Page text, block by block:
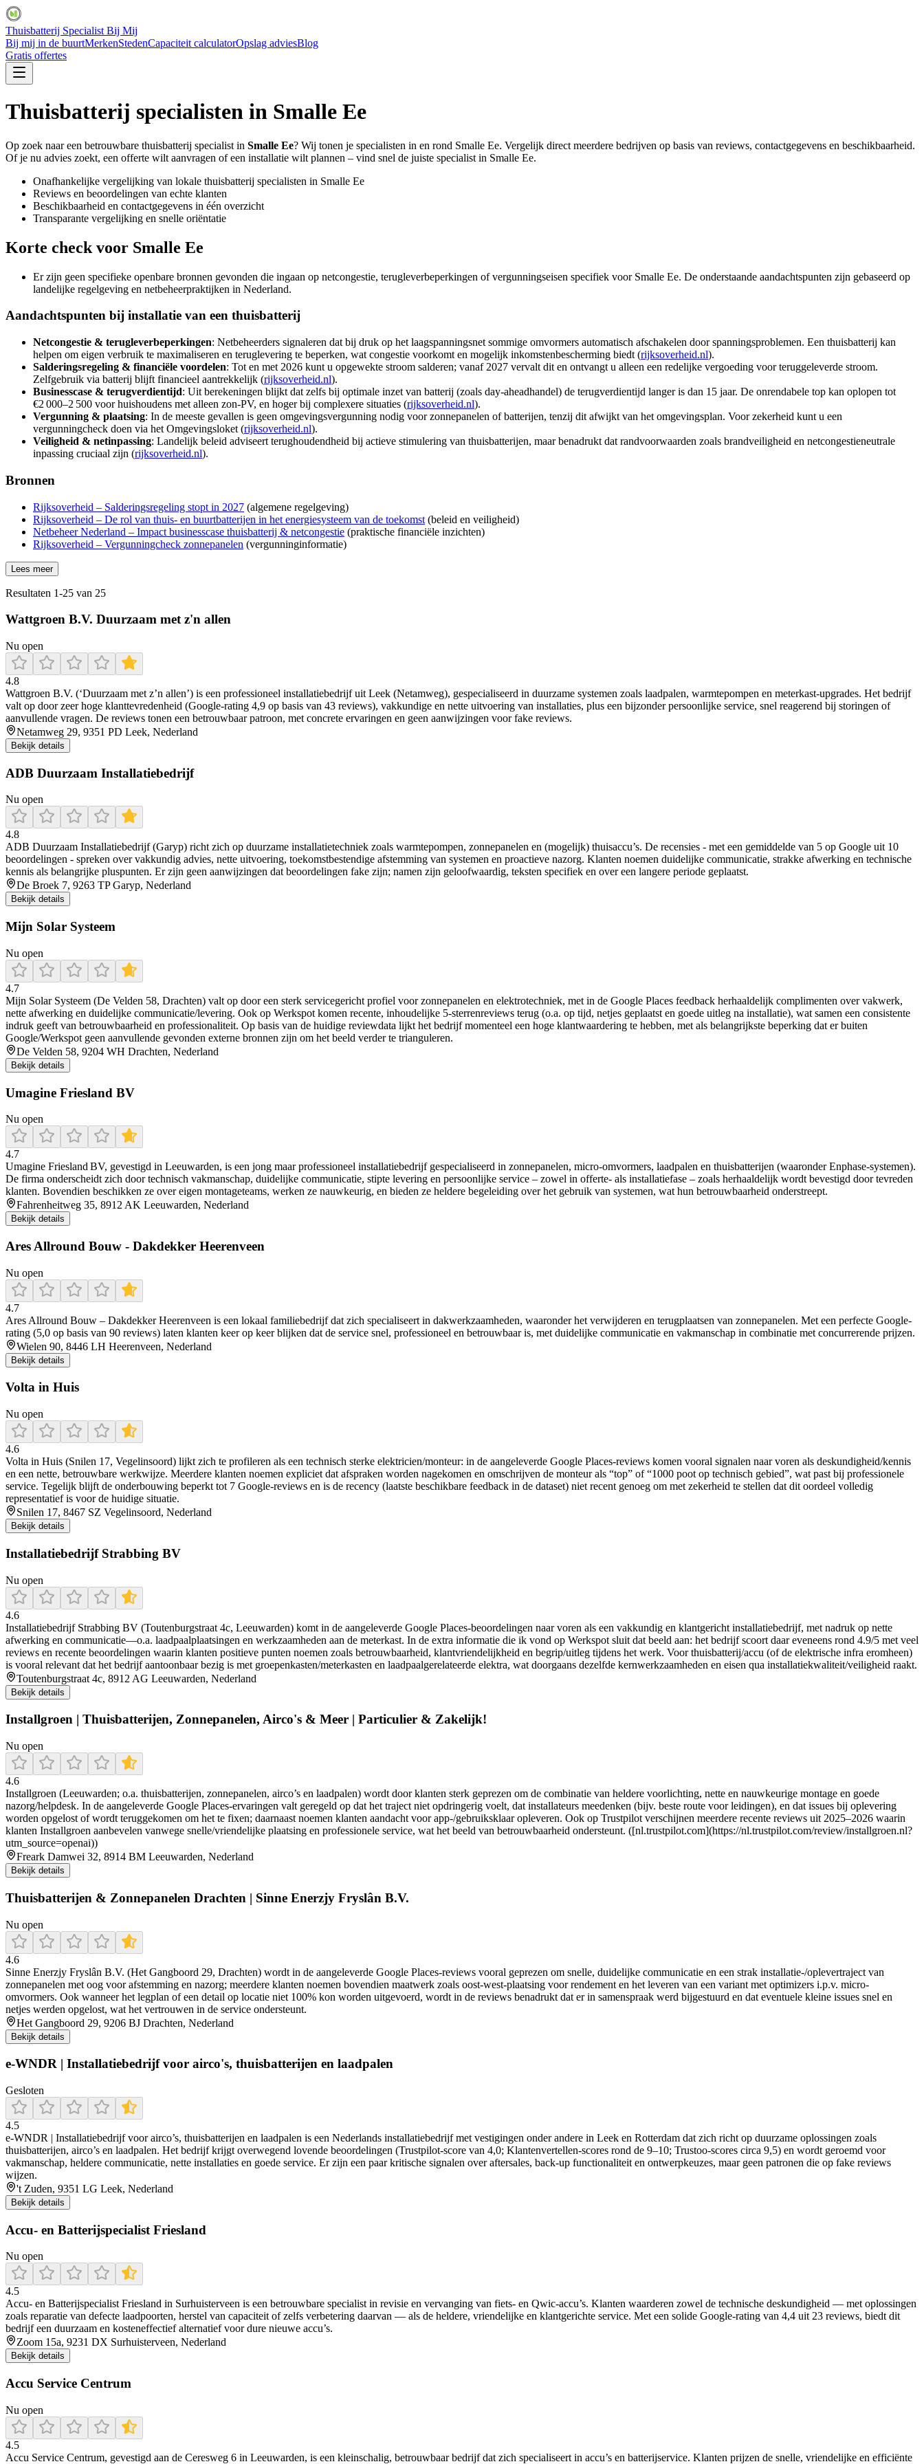
Thuisbatterij Specialist Bij Mij
Bij mij in de buurtMerkenStedenCapaciteit calculatorOpslag adviesBlog
Gratis offertes
Thuisbatterij specialisten in Smalle Ee
Op zoek naar een betrouwbare thuisbatterij specialist in Smalle Ee? Wij tonen je specialisten in en rond Smalle Ee. Vergelijk direct meerdere bedrijven op basis van reviews, contactgegevens en beschikbaarheid.
Of je nu advies zoekt, een offerte wilt aanvragen of een installatie wilt plannen – vind snel de juiste specialist in Smalle Ee.
Onafhankelijke vergelijking van lokale thuisbatterij specialisten in Smalle Ee
Reviews en beoordelingen van echte klanten
Beschikbaarheid en contactgegevens in één overzicht
Transparante vergelijking en snelle oriëntatie
Korte check voor Smalle Ee
Er zijn geen specifieke openbare bronnen gevonden die ingaan op netcongestie, terugleverbeperkingen of vergunningseisen specifiek voor Smalle Ee. De onderstaande aandachtspunten zijn gebaseerd op
landelijke regelgeving en netbeheerpraktijken in Nederland.
Aandachtspunten bij installatie van een thuisbatterij
Netcongestie & terugleverbeperkingen: Netbeheerders signaleren dat bij druk op het laagspanningsnet sommige omvormers automatisch afschakelen door spanningsproblemen. Een thuisbatterij kan
helpen om eigen verbruik te maximaliseren en teruglevering te beperken, wat congestie voorkomt en mogelijk inkomstenbescherming biedt (rijksoverheid.nl).
Salderingsregeling & financiële voordelen: Tot en met 2026 kunt u opgewekte stroom salderen; vanaf 2027 vervalt dit en ontvangt u alleen een redelijke vergoeding voor teruggeleverde stroom.
Zelfgebruik via batterij blijft financieel aantrekkelijk (rijksoverheid.nl).
Businesscase & terugverdientijd: Uit berekeningen blijkt dat zelfs bij optimale inzet van batterij (zoals day-aheadhandel) de terugverdientijd langer is dan 15 jaar. De onrendabele top kan oplopen tot
€2 000–2 500 voor huishoudens met alleen zon-PV, en hoger bij complexere situaties (rijksoverheid.nl).
Vergunning & plaatsing: In de meeste gevallen is geen omgevingsvergunning nodig voor zonnepanelen of batterijen, tenzij dit afwijkt van het omgevingsplan. Voor zekerheid kunt u een
vergunningcheck doen via het Omgevingsloket (rijksoverheid.nl).
Veiligheid & netinpassing: Landelijk beleid adviseert terughoudendheid bij actieve stimulering van thuisbatterijen, maar benadrukt dat randvoorwaarden zoals brandveiligheid en netcongestieneutrale
inpassing cruciaal zijn (rijksoverheid.nl).
Bronnen
Rijksoverheid – Salderingsregeling stopt in 2027 (algemene regelgeving)
Rijksoverheid – De rol van thuis- en buurtbatterijen in het energiesysteem van de toekomst (beleid en veiligheid)
Netbeheer Nederland – Impact businesscase thuisbatterij & netcongestie (praktische financiële inzichten)
Rijksoverheid – Vergunningcheck zonnepanelen (vergunninginformatie)
Lees meer
Resultaten 1-25 van 25
Wattgroen B.V. Duurzaam met z'n allen
Nu open
4.8
Wattgroen B.V. (‘Duurzaam met z’n allen’) is een professioneel installatiebedrijf uit Leek (Netamweg), gespecialiseerd in duurzame systemen zoals laadpalen, warmtepompen en meterkast-upgrades. Het bedrijf
valt op door zeer hoge klanttevredenheid (Google-rating 4,9 op basis van 43 reviews), vakkundige en nette uitvoering van installaties, plus een bijzonder persoonlijke service, snel reagerend bij storingen of
aanvullende vragen. De reviews tonen een betrouwbaar patroon, met concrete ervaringen en geen aanwijzingen voor fake reviews.
Netamweg 29, 9351 PD Leek, Nederland
Bekijk details
ADB Duurzaam Installatiebedrijf
Nu open
4.8
ADB Duurzaam Installatiebedrijf (Garyp) richt zich op duurzame installatietechniek zoals warmtepompen, zonnepanelen en (mogelijk) thuisaccu’s. De recensies - met een gemiddelde van 5 op Google uit 10
beoordelingen - spreken over vakkundig advies, nette uitvoering, toekomstbestendige afstemming van systemen en proactieve nazorg. Klanten noemen duidelijke communicatie, strakke afwerking en technische
kennis als belangrijke pluspunten. Er zijn geen aanwijzingen dat beoordelingen fake zijn; namen zijn geloofwaardig, teksten specifiek en over een langere periode geplaatst.
De Broek 7, 9263 TP Garyp, Nederland
Bekijk details
Mijn Solar Systeem
Nu open
4.7
Mijn Solar Systeem (De Velden 58, Drachten) valt op door een sterk servicegericht profiel voor zonnepanelen en elektrotechniek, met in de Google Places feedback herhaaldelijk complimenten over vakwerk,
nette afwerking en duidelijke communicatie/levering. Ook op Werkspot komen recente, inhoudelijke 5-sterrenreviews terug (o.a. op tijd, netjes geplaatst en goede uitleg na installatie), wat samen een consistente
indruk geeft van betrouwbaarheid en professionaliteit. Op basis van de huidige reviewdata lijkt het bedrijf momenteel een hoge klantwaardering te hebben, met als belangrijkste beperking dat er buiten
Google/Werkspot geen aanvullende gevonden externe bronnen zijn om het beeld verder te trianguleren.
De Velden 58, 9204 WH Drachten, Nederland
Bekijk details
Umagine Friesland BV
Nu open
4.7
Umagine Friesland BV, gevestigd in Leeuwarden, is een jong maar professioneel installatiebedrijf gespecialiseerd in zonnepanelen, micro‑omvormers, laadpalen en thuisbatterijen (waaronder Enphase-systemen).
De firma onderscheidt zich door technisch vakmanschap, duidelijke communicatie, stipte levering en persoonlijke service – zowel in offerte- als installatiefase – zoals herhaaldelijk wordt bevestigd door tevreden
klanten. Bovendien beschikken ze over eigen montageteams, werken ze nauwkeurig, en bieden ze heldere begeleiding over het gebruik van systemen, wat hun betrouwbaarheid onderstreept.
Fahrenheitweg 35, 8912 AK Leeuwarden, Nederland
Bekijk details
Ares Allround Bouw - Dakdekker Heerenveen
Nu open
4.7
Ares Allround Bouw – Dakdekker Heerenveen is een lokaal familiebedrijf dat zich specialiseert in dakwerkzaamheden, waaronder het verwijderen en terugplaatsen van zonnepanelen. Met een perfecte Google-
rating (5,0 op basis van 90 reviews) laten klanten keer op keer blijken dat de service snel, professioneel en betrouwbaar is, met duidelijke communicatie en vakmanschap in combinatie met concurrerende prijzen.
Wielen 90, 8446 LH Heerenveen, Nederland
Bekijk details
Volta in Huis
Nu open
4.6
Volta in Huis (Snilen 17, Vegelinsoord) lijkt zich te profileren als een technisch sterke elektricien/monteur: in de aangeleverde Google Places-reviews komen vooral signalen naar voren als deskundigheid/kennis
en een nette, betrouwbare werkwijze. Meerdere klanten noemen expliciet dat afspraken worden nagekomen en omschrijven de monteur als “top” of “1000 poot op technisch gebied”, wat past bij professionele
service. Tegelijk blijft de onderbouwing beperkt tot 7 Google-reviews en is de recency (laatste beschikbare feedback in de dataset) niet recent genoeg om met zekerheid te stellen dat dit oordeel volledig
representatief is voor de huidige situatie.
Snilen 17, 8467 SZ Vegelinsoord, Nederland
Bekijk details
Installatiebedrijf Strabbing BV
Nu open
4.6
Installatiebedrijf Strabbing BV (Toutenburgstraat 4c, Leeuwarden) komt in de aangeleverde Google Places-beoordelingen naar voren als een vakkundig en klantgericht installatiebedrijf, met nadruk op nette
afwerking en communicatie—o.a. laadpaalplaatsingen en werkzaamheden aan de meterkast. In de extra informatie die ik vond op Werkspot sluit dat beeld aan: het bedrijf scoort daar eveneens rond 4.9/5 met veel
reviews en recente beoordelingen waarin klanten positieve punten noemen zoals betrouwbaarheid, klantvriendelijkheid en begrip/uitleg tijdens het werk. Voor thuisbatterij/accu (of de elektrische infra eromheen)
is vooral relevant dat het bedrijf aantoonbaar bezig is met groepenkasten/meterkasten en laadpaalgerelateerde elektra, wat doorgaans dezelfde kernwerkzaamheden en eisen qua installatiekwaliteit/veiligheid raakt.
Toutenburgstraat 4c, 8912 AG Leeuwarden, Nederland
Bekijk details
Installgroen | Thuisbatterijen, Zonnepanelen, Airco's & Meer | Particulier & Zakelijk!
Nu open
4.6
Installgroen (Leeuwarden; o.a. thuisbatterijen, zonnepanelen, airco’s en laadpalen) wordt door klanten sterk geprezen om de combinatie van heldere voorlichting, nette en nauwkeurige montage en goede
nazorg/helpdesk. In de aangeleverde Google Places-ervaringen valt geregeld op dat het traject niet opdringerig voelt, dat installateurs meedenken (bijv. beste route voor leidingen), en dat issues bij oplevering
worden opgelost of wordt teruggekomen om het te fixen; daarnaast noemen klanten aandacht voor app-/gebruiksklaar opleveren. Ook op Trustpilot verschijnen meerdere recente reviews uit 2025–2026 waarin
klanten Installgroen aanbevelen vanwege snelle/vriendelijke plaatsing en professionele service, wat het beeld van betrouwbaarheid ondersteunt. ([nl.trustpilot.com](https://nl.trustpilot.com/review/installgroen.nl?
utm_source=openai))
Freark Damwei 32, 8914 BM Leeuwarden, Nederland
Bekijk details
Thuisbatterijen & Zonnepanelen Drachten | Sinne Enerzjy Fryslân B.V.
Nu open
4.6
Sinne Enerzjy Fryslân B.V. (Het Gangboord 29, Drachten) wordt in de aangeleverde Google Places-reviews vooral geprezen om snelle, duidelijke communicatie en een strak installatie-/oplevertraject van
zonnepanelen met oog voor afstemming en nazorg; meerdere klanten noemen bovendien maatwerk zoals oost-west-plaatsing voor rendement en het leveren van een variant met optimizers i.p.v. micro-
omvormers. Ook wanneer het legplan of een detail op locatie niet 100% kon worden uitgevoerd, wordt in de reviews benadrukt dat er in samenspraak werd bijgestuurd en dat eventuele kleine issues snel en
netjes werden opgelost, wat het vertrouwen in de service ondersteunt.
Het Gangboord 29, 9206 BJ Drachten, Nederland
Bekijk details
e-WNDR | Installatiebedrijf voor airco's, thuisbatterijen en laadpalen
Gesloten
4.5
e‑WNDR | Installatiebedrijf voor airco’s, thuisbatterijen en laadpalen is een Nederlands installatiebedrijf met vestigingen onder andere in Leek en Rotterdam dat zich richt op duurzame oplossingen zoals
thuisbatterijen, airco’s en laadpalen. Het bedrijf krijgt overwegend lovende beoordelingen (Trustpilot-score van 4,0; Klantenvertellen-scores rond de 9–10; Trustoo-scores circa 9,5) en wordt geroemd voor
vakmanschap, heldere communicatie, nette installaties en goede service. Er zijn een paar kritische signalen over aftersales, back-up functionaliteit en ontwerpkeuzes, maar geen patronen die op fake reviews
wijzen.
't Zuden, 9351 LG Leek, Nederland
Bekijk details
Accu- en Batterijspecialist Friesland
Nu open
4.5
Accu‑ en Batterijspecialist Friesland in Surhuisterveen is een betrouwbare specialist in revisie en vervanging van fiets‑ en Qwic‑accu’s. Klanten waarderen zowel de technische deskundigheid — met oplossingen
zoals reparatie van defecte laadpoorten, herstel van capaciteit of zelfs verbetering daarvan — als de heldere, vriendelijke en klantgerichte service. Met een solide Google‑rating van 4,4 uit 23 reviews, biedt dit
bedrijf een duurzaam en kosteneffectief alternatief voor dure nieuwe accu’s.
Zoom 15a, 9231 DX Surhuisterveen, Nederland
Bekijk details
Accu Service Centrum
Nu open
4.5
Accu Service Centrum, gevestigd aan de Ceresweg 6 in Leeuwarden, is een kleinschalig, betrouwbaar bedrijf dat zich specialiseert in accu’s en batterijservice. Klanten prijzen de snelle, vriendelijke en efficiënte